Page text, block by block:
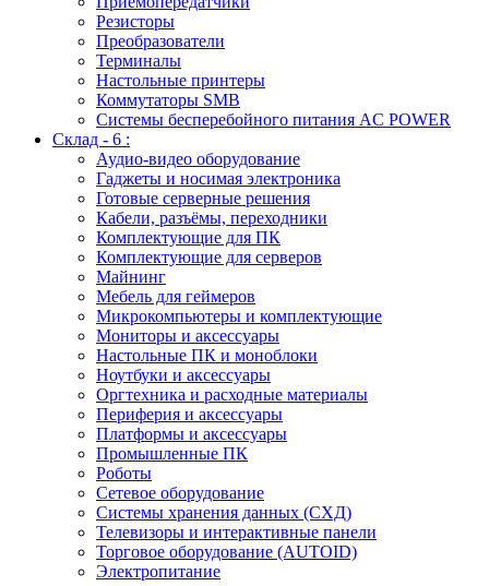
Резисторы
Преобразователи
Терминалы
Настольные принтеры
Коммутаторы SMB
Системы бесперебойного питания AC POWER
Склад - 6 :
Аудио-видео оборудование
Гаджеты и носимая электроника
Готовые серверные решения
Кабели, разъёмы, переходники
Комплектующие для ПК
Комплектующие для серверов
Майнинг
Мебель для геймеров
Микрокомпьютеры и комплектующие
Мониторы и аксессуары
Настольные ПК и моноблоки
Ноутбуки и аксессуары
Оргтехника и расходные материалы
Периферия и аксессуары
Платформы и аксессуары
Промышленные ПК
Роботы
Сетевое оборудование
Системы хранения данных (СХД)
Телевизоры и интерактивные панели
Торговое оборудование (AUTOID)
Электропитание